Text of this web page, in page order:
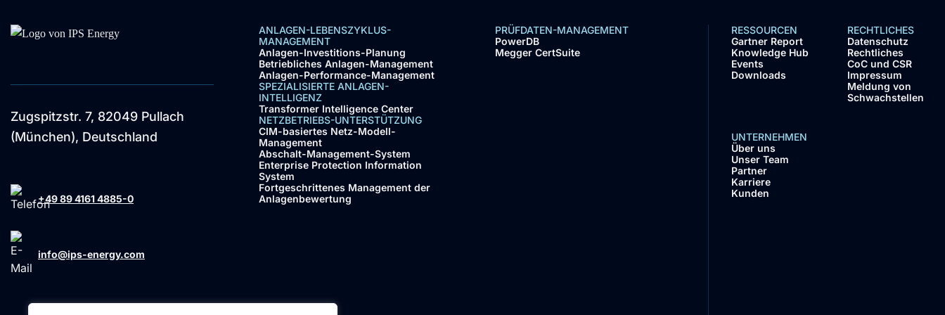
Zugspitzstr. 7, 82049 Pullach
(München), Deutschland
+49 89 4161 4885-0
info@ips-energy.com
ANLAGEN-LEBENSZYKLUS-
MANAGEMENT
Anlagen-Investitions-Planung
Betriebliches Anlagen-Management
Anlagen-Performance-Management
SPEZIALISIERTE ANLAGEN-
INTELLIGENZ
Transformer Intelligence Center
NETZBETRIEBS-UNTERSTÜTZUNG
CIM-basiertes Netz-Modell-
Management
Abschalt-Management-System
Enterprise Protection Information
System
Fortgeschrittenes Management der
Anlagenbewertung
PRÜFDATEN-MANAGEMENT
PowerDB
Megger CertSuite
RESSOURCEN
Gartner Report
Knowledge Hub
Events
Downloads
RECHTLICHES
Datenschutz
Rechtliches
CoC und CSR
Impressum
Meldung von
Schwachstellen
UNTERNEHMEN
Über uns
Unser Team
Partner
Karriere
Kunden